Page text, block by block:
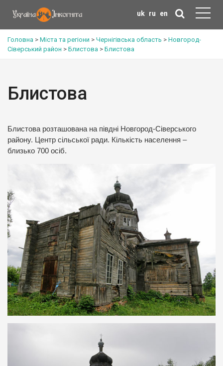
uk ru en
Головна > Міста та регіони > Чернігівська область > Новгород-
Сіверський район > Блистова > Блистова
Блистова
Блистова розташована на півдні Новгород-Сіверського
району. Центр сільської ради. Кількість населення –
близько 700 осіб.